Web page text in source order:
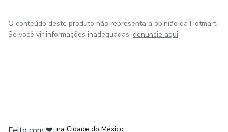
O conteúdo deste produto não representa a opinião da Hotmart.
Se você vir informações inadequadas, denuncie aqui
na Cidade do México